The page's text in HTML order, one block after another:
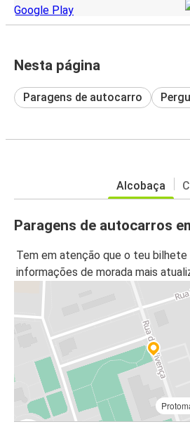
Nesta página
Paragens de autocarro
Alcobaça
Paragens de autocarros
Tem em atenção que o teu
informações de morada mais